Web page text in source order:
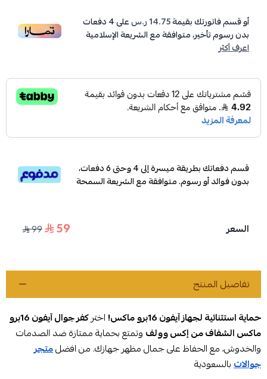
أو قسم فاتورتك بقيمة14.75 ر.س على4دفعات
بدون رسوم تأخير، متوافقة مع الشريعة الإسلامية
اعرف أكثر
قسم دفعاتك بطريقة ميسرة إلى 4 وحتى 6 دفعات،
بدون فوائد أو رسوم. متوافقة مع الشريعة السمحة
السعر 59
99
تفاصيل المنتج
حماية استثنائية لجهاز آيفون 16برو ماكس! اختر
كفر جوال آيفون 16برو
ماكس الشفاف من إكس وولف وتمتع بحماية ممتازة ضد الصدمات
والخدوش، مع الحفاظ على جمال مظهر جهازك. من افضلمتجر
جوالاتبالسعودية